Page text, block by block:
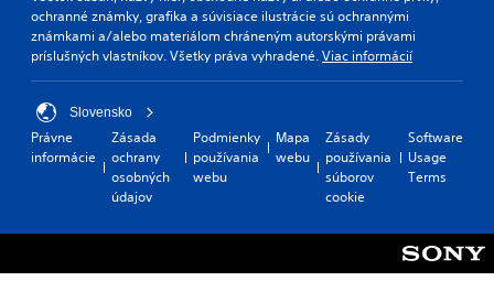
ochranné známky, grafika a súvisiace ilustrácie sú ochrannými
známkami a/alebo materiálom chráneným autorskými právami
príslušných vlastníkov. Všetky práva vyhradené.Viac informácií
Slovensko
Právne
informácie
Zásada
ochrany
osobných
údajov
Podmienky
používania
webu
Mapa
webu
Zásady
používania
súborov
cookie
Software
Usage
Terms